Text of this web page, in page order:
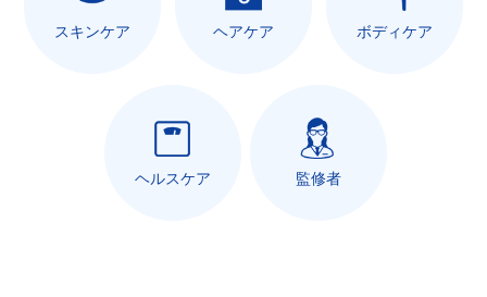
スキンケア ヘアケア ボディケア
ヘルスケア 監修者